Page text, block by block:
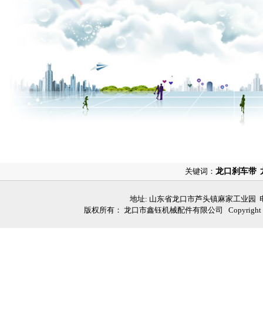
关键词： 龙口刹车带
地址: 山东省龙口市芦头镇麻家工业园
版权所有： 龙口市鑫钰机械配件有限公司 Copyright